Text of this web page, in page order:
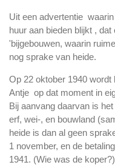
Uit een advertentie
huur aan bieden blijkt ,
'bijgebouwen, waarin
nog sprake van heide.
Op 22 oktober 1940 wordt
Antje op dat moment in
Bij aanvang daarvan is
erf, wei-, en bouwland
heide is dan al geen
1 november, en de
1941. (Wie was de koper?)